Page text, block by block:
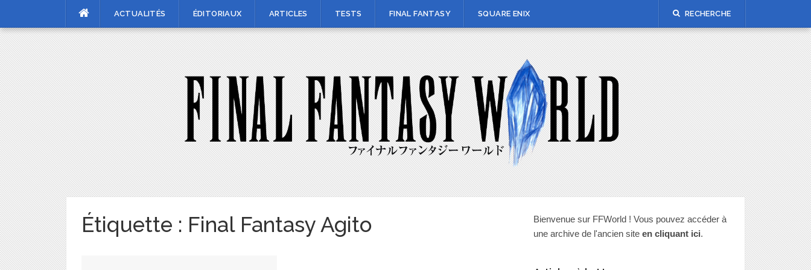
content
ACTUALITÉS ÉDITORIAUX ARTICLES TESTS FINAL FANTASY SQUARE ENIX RECHERCHE
Étiquette : Final Fantasy Agito
Bienvenue sur FFWorld ! Vous pouvez accéder à
une archive de l'ancien site en cliquant ici.